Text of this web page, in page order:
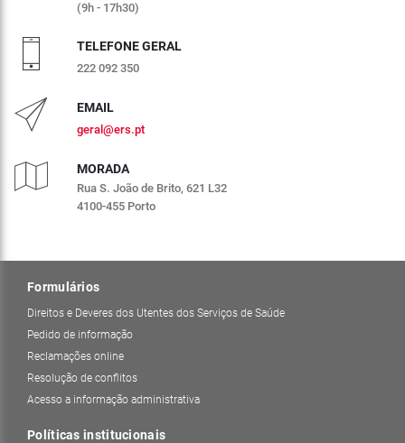
(9h - 17h30)
TELEFONE GERAL
222 092 350
EMAIL
geral@ers.pt
MORADA
Rua S. João de Brito, 621 L32
4100-455 Porto
Formulários
Direitos e Deveres dos Utentes dos Serviços de Saúde
Pedido de informação
Reclamações online
Resolução de conflitos
Acesso a informação administrativa
Políticas institucionais